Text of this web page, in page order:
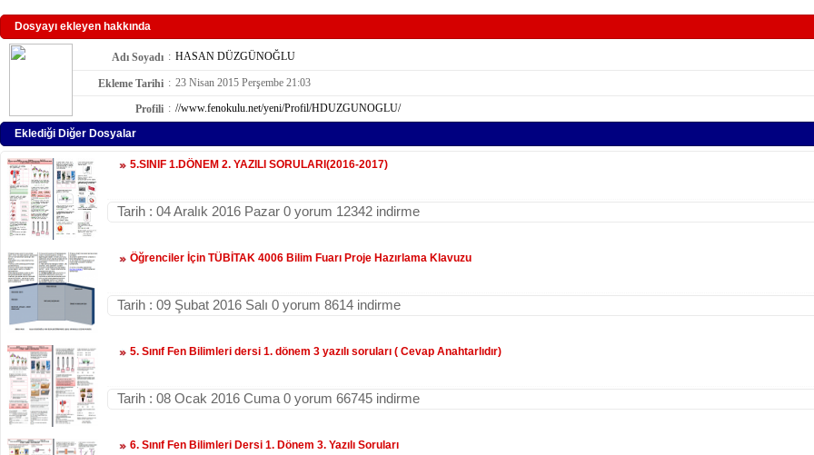
Dosyayı ekleyen hakkında
Adı Soyadı : HASAN DÜZGÜNOĞLU
Ekleme Tarihi : 23 Nisan 2015 Perşembe 21:03
Profili : //www.fenokulu.net/yeni/Profil/HDUZGUNOGLU/
Eklediği Diğer Dosyalar
5.SINIF 1.DÖNEM 2. YAZILI SORULARI(2016-2017)
Tarih : 04 Aralık 2016 Pazar 0 yorum 12342 indirme
Öğrenciler İçin TÜBİTAK 4006 Bilim Fuarı Proje Hazırlama Klavuzu
Tarih : 09 Şubat 2016 Salı 0 yorum 8614 indirme
5. Sınıf Fen Bilimleri dersi 1. dönem 3 yazılı soruları ( Cevap Anahtarlıdır)
Tarih : 08 Ocak 2016 Cuma 0 yorum 66745 indirme
6. Sınıf Fen Bilimleri Dersi 1. Dönem 3. Yazılı Soruları